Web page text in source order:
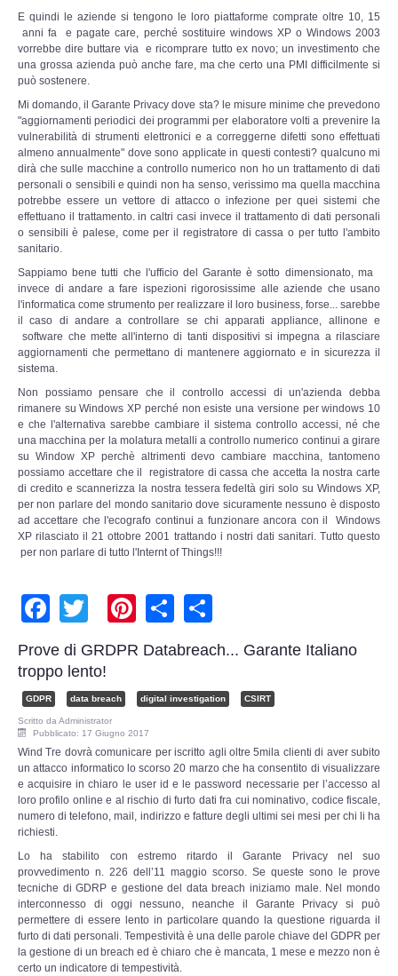
Risk Management
Incident Handling & Response
Log Management & SIEM
Vulnerability Assesment & Pen Test
BC & DR
Data Breach
A & C
Privacy & GDPR
Resp. Amministrativa dlsg 231
Adempimenti Ecommerce
Tutela Copyright e Marchi
Auditing Aziendale
Programma Azienda Sicura
E quindi le aziende si tengono le loro piattaforme comprate oltre 10, 15
anni fa e pagate care, perché sostituire windows XP o Windows 2003
vorrebbe dire buttare via e ricomprare tutto ex novo; un investimento che
una grossa azienda può anche fare, ma che certo una PMI difficilmente si
può sostenere.
Mi domando, il Garante Privacy dove sta? le misure minime che prevedono
"aggiornamenti periodici dei programmi per elaboratore volti a prevenire la
vulnerabilità di strumenti elettronici e a correggerne difetti sono effettuati
almeno annualmente" dove sono applicate in questi contesti? qualcuno mi
dirà che sulle macchine a controllo numerico non ho un trattamento di dati
personali o sensibili e quindi non ha senso, verissimo ma quella macchina
potrebbe essere un vettore di attacco o infezione per quei sistemi che
effettuano il trattamento. in caltri casi invece il trattamento di dati personali
o sensibili è palese, come per il registratore di cassa o per tutto l'ambito
sanitario.
Sappiamo bene tutti che l'ufficio del Garante è sotto dimensionato, ma
invece di andare a fare ispezioni rigorosissime alle aziende che usano
l'informatica come strumento per realizzare il loro business, forse... sarebbe
il caso di andare a controllare se chi apparati appliance, allinone e
software che mette all'interno di tanti dispositivi si impegna a rilasciare
aggiornamenti che permettano di mantenere aggiornato e in sicurezza il
sistema.
Non possiamo pensare che il controllo accessi di un'azienda debba
rimanere su Windows XP perché non esiste una versione per windows 10
e che l'alternativa sarebbe cambiare il sistema controllo accessi, né che
una macchina per la molatura metalli a controllo numerico continui a girare
su Window XP perchè altrimenti devo cambiare macchina, tantomeno
possiamo accettare che il registratore di cassa che accetta la nostra carte
di credito e scannerizza la nostra tessera fedeltà giri solo su Windows XP,
per non parlare del mondo sanitario dove sicuramente nessuno è disposto
ad accettare che l'ecografo continui a funzionare ancora con il Windows
XP rilasciato il 21 ottobre 2001 trattando i nostri dati sanitari. Tutto questo
per non parlare di tutto l'Internt of Things!!!
Facebook
TwitterPinterest
Share
Prove di GRDPR Databreach... Garante Italiano
troppo lento!
GDPR data breach digital investigation CSIRT
Scritto daAdministrator
Pubblicato: 17 Giugno 2017
Wind Tre dovrà comunicare per iscritto agli oltre 5mila clienti di aver subito
un attacco informatico lo scorso 20 marzo che ha consentito di visualizzare
e acquisire in chiaro le user id e le password necessarie per l’accesso al
loro profilo online e al rischio di furto dati fra cui nominativo, codice fiscale,
numero di telefono, mail, indirizzo e fatture degli ultimi sei mesi per chi li ha
richiesti.
Lo ha stabilito con estremo ritardo il Garante Privacy nel suo
provvedimento n. 226 dell’11 maggio scorso. Se queste sono le prove
tecniche di GDRP e gestione del data breach iniziamo male. Nel mondo
interconnesso di oggi nessuno, neanche il Garante Privacy si può
permettere di essere lento in particolare quando la questione riguarda il
furto di dati personali. Tempestività è una delle parole chiave del GDPR per
la gestione di un breach ed è chiaro che è mancata, 1 mese e mezzo non è
certo un indicatore di tempestività.